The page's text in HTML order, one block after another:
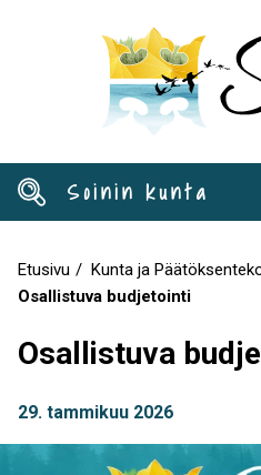
Soinin kunta
Murupolku
Etusivu Kunta ja
Osallistuva budjetointi
Osallistuva
29. tammikuu 2026